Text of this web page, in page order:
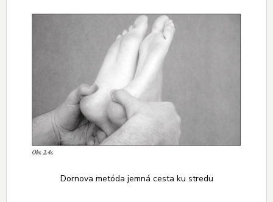
Dornova metóda jemná cesta ku stredu